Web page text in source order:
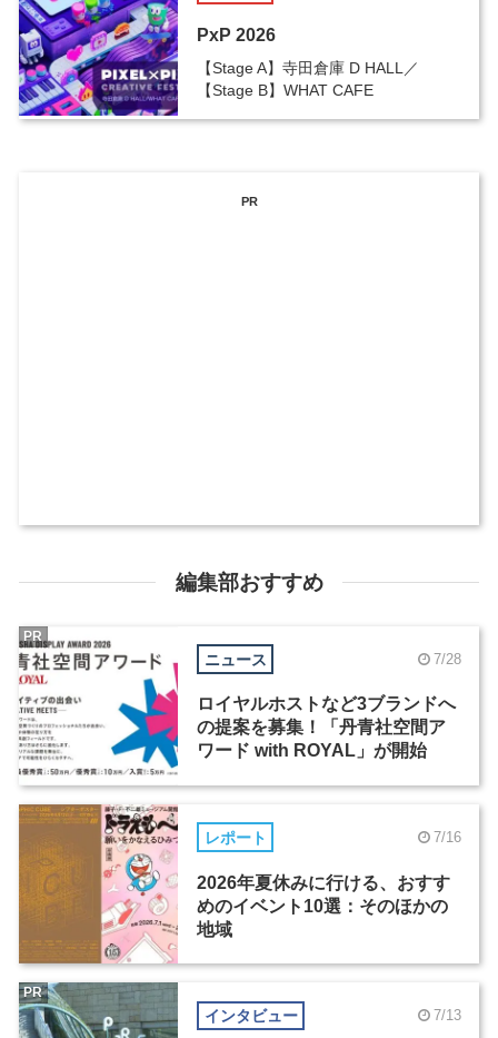
PxP 2026
【Stage A】寺田倉庫 D HALL／
【Stage B】WHAT CAFE
PR
編集部おすすめ
ニュース 7/28
ロイヤルホストなど3ブランドへ
の提案を募集！「丹青社空間ア
ワード with ROYAL」が開始
PR
レポート 7/16
2026年夏休みに行ける、おすす
めのイベント10選：そのほかの
地域
インタビュー 7/13
PR